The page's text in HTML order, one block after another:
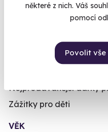
některé z nich. Váš
pomocí
Povolit vše
Dárky pro muže
Dárky pro dva
Skupinové zážitky
Nejprodávanější dárky
Zážitky pro děti
VĚK